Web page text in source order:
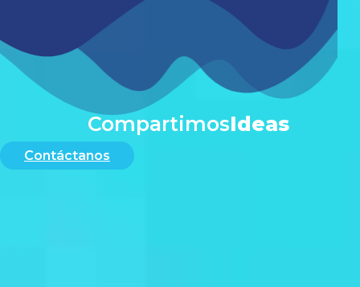
CompartimosIdeas
Contáctanos